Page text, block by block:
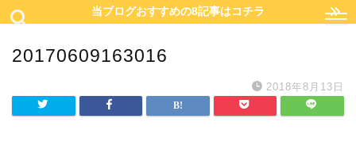
当ブログおすすめの8記事はコチラ
20170609163016
2018年8月13日